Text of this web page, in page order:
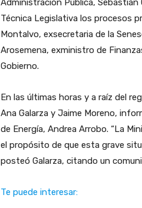
Administración Pública, Sebastián
Técnica Legislativa los procesos
Montalvo, exsecretaria de la
Arosemena, exministro de
Gobierno.
En las últimas horas y a raíz del
Ana Galarza y Jaime Moreno,
de Energía, Andrea Arrobo. “La
el propósito de que esta grave
posteó Galarza, citando un
Te puede interesar: